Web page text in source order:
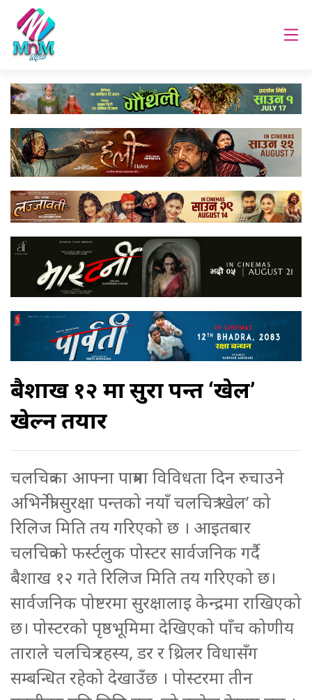
बैशाख १२ मा सुरक्षा पन्त ‘खेल’
खेल्न तयार
चलचित्रका आफ्ना पात्रमा विविधता दिन रुचाउने
अभिनेत्री सुरक्षा पन्तको नयाँ चलचित्र ‘खेल’ को
रिलिज मिति तय गरिएको छ । आइतबार
चलचित्रको फर्स्टलुक पोस्टर सार्वजनिक गर्दै
बैशाख १२ गते रिलिज मिति तय गरिएको छ।
सार्वजनिक पोष्टरमा सुरक्षालाइ केन्द्रमा राखिएको
छ। पोस्टरको पृष्ठभूमिमा देखिएको पाँच कोणीय
ताराले चलचित्र रहस्य, डर र थ्रिलर विधासँग
सम्बन्धित रहेको देखाउँछ । पोस्टरमा तीन